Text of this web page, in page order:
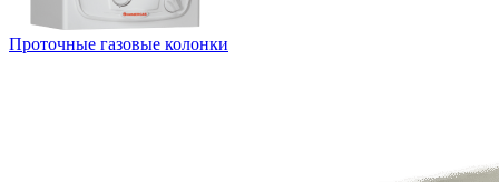
Проточные газовые колонки